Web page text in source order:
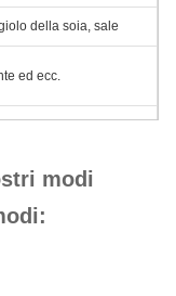
della soia, sale
ed ecc.
pacchetto del
modi